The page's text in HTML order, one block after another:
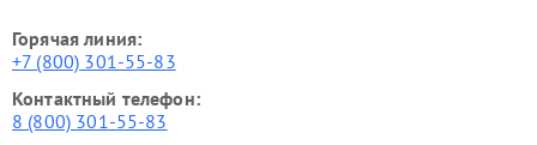
Горячая линия:
+7 (800) 301-55-83
Контактный телефон:
8 (800) 301-55-83